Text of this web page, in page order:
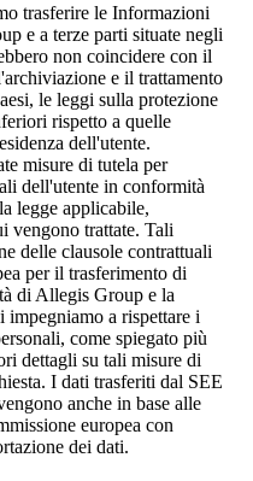
trasferire le Informazioni
e a terze parti situate negli
non coincidere con il
e il trattamento
le leggi sulla protezione
rispetto a quelle
dell'utente.
misure di tutela per
dell'utente in conformità
legge applicabile,
vengono trattate. Tali
delle clausole contrattuali
per il trasferimento di
di Allegis Group e la
a rispettare i
come spiegato più
dettagli su tali misure di
I dati trasferiti dal SEE
anche in base alle
europea con
dei dati.